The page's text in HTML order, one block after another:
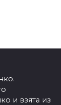
и взята из